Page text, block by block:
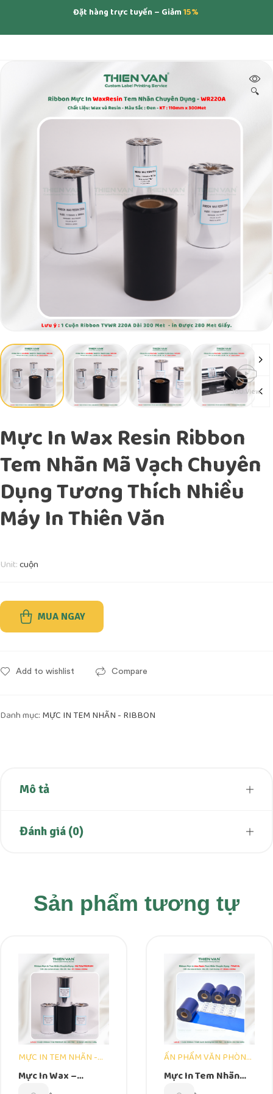
Đặt hàng trực tuyến – Giảm15%
🔍
360 View
Mực In Wax Resin Ribbon
Tem Nhãn Mã Vạch Chuyên
Dụng Tương Thích Nhiều
Máy In Thiên Văn
Unit:cuộn
MUA NGAY
Add to wishlist Compare
Danh mục: MỰC IN TEM NHÃN - RIBBON
Mô tả
Đánh giá (0)
Sản phẩm tương tự
MỰC IN TEM NHÃN -
RIBBON
Mực In Wax –
Ribbon Tem Nhãn
ẤN PHẨM VĂN PHÒNG
SHOP ONLINE - THIÊN
Mực In Tem Nhãn
Waxresin Màu Xanh